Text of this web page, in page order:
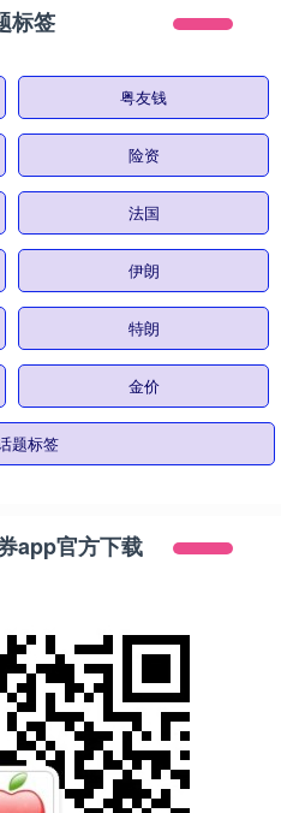
标签
粤友钱
险资
法国
伊朗
特朗
金价
题标签
app官方下载